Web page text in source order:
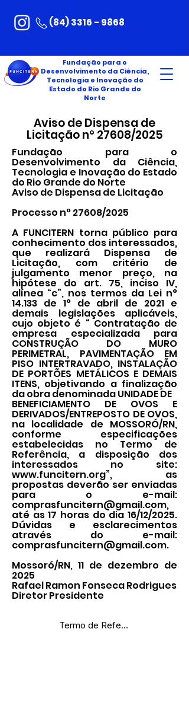
(84) 3316 - 9868
Fundação para o
Desenvolvimento da Ciência,
Tecnologia e Inovação do
Estado do Rio Grande do
Norte
Aviso de Dispensa de
Licitação n° 27608/2025
Fundação para o
Desenvolvimento da Ciência,
Tecnologia e Inovação do Estado
do Rio Grande do Norte
Aviso de Dispensa de Licitação
Processo n° 27608/2025
A FUNCITERN torna público para
conhecimento dos interessados,
que realizará Dispensa de
Licitação, com critério de
julgamento menor preço, na
hipótese do art. 75, inciso IV,
alínea “c”, nos termos da Lei n°
14.133 de 1° de abril de 2021 e
demais legislações aplicáveis,
cujo objeto é “ Contratação de
empresa especializada para
CONSTRUÇÃO DO MURO
PERIMETRAL, PAVIMENTAÇÃO EM
PISO INTERTRAVADO, INSTALAÇÃO
DE PORTÕES METÁLICOS E DEMAIS
ITENS, objetivando a finalização
da obra denominada UNIDADE DE
BENEFICIAMENTO DE OVOS E
DERIVADOS/ENTREPOSTO DE OVOS,
na localidade de MOSSORÓ/RN,
conforme especificações
estabelecidas no Termo de
Referência, a disposição dos
interessados no site:
www.funcitern.org”, as
propostas deverão ser enviadas
para o e-mail:
comprasfuncitern@gmail.com,
até as 17 horas do dia 16/12/2025.
Dúvidas e esclarecimentos
através do e-mail:
comprasfuncitern@gmail.com.
Mossoró/RN, 11 de dezembro de
2025
Rafael Ramon Fonseca Rodrigues
Diretor Presidente
Termo de Referência